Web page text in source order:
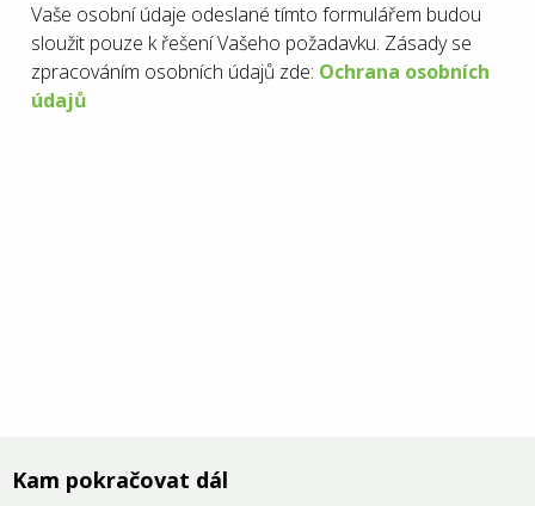
Vaše osobní údaje odeslané tímto formulářem budou
sloužit pouze k řešení Vašeho požadavku. Zásady se
zpracováním osobních údajů zde: Ochrana osobních
údajů
Kam pokračovat dál